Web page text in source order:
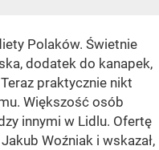
Polaków. Świetnie
dodatek do kanapek,
praktycznie nikt
Większość osób
innymi w Lidlu. Ofertę
Woźniak i wskazał,